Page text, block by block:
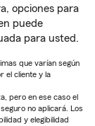
opciones para
puede
para usted.
que varían según
el cliente y la
pero en ese caso el
no aplicará. Los
y elegibilidad